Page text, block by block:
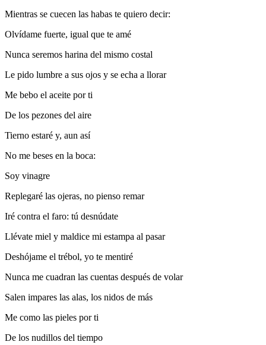
Mientras se cuecen las habas te quiero decir:
Olvídame fuerte, igual que te amé
Nunca seremos harina del mismo costal
Le pido lumbre a sus ojos y se echa a llorar
Me bebo el aceite por ti
De los pezones del aire
Tierno estaré y, aun así
No me beses en la boca:
Soy vinagre
Replegaré las ojeras, no pienso remar
Iré contra el faro: tú desnúdate
Llévate miel y maldice mi estampa al pasar
Deshójame el trébol, yo te mentiré
Nunca me cuadran las cuentas después de volar
Salen impares las alas, los nidos de más
Me como las pieles por ti
De los nudillos del tiempo